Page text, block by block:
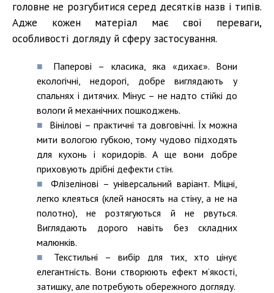
головне не розгубитися серед десятків назв і типів.
Адже кожен матеріал має свої переваги,
особливості догляду й сферу застосування.
Паперові – класика, яка «дихає». Вони
екологічні, недорогі, добре виглядають у
спальнях і дитячих. Мінус – не надто стійкі до
вологи й механічних пошкоджень.
Вінілові – практичні та довговічні. Їх можна
мити вологою губкою, тому чудово підходять
для кухонь і коридорів. А ще вони добре
приховують дрібні дефекти стін.
Флізелінові – універсальний варіант. Міцні,
легко клеяться (клей наносять на стіну, а не на
полотно), не розтягуються й не рвуться.
Виглядають дорого навіть без складних
малюнків.
Текстильні – вибір для тих, хто цінує
елегантність. Вони створюють ефект м’якості,
затишку, але потребують обережного догляду.